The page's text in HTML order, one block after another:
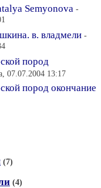
Semyonova -
в. владмели -
пород
07.07.2004 13:17
пород окончание
(7)
(4)